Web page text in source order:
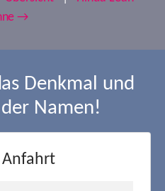
→
Denkmal und
Namen!
Anfahrt